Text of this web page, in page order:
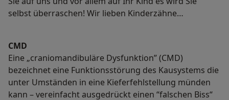
selbst überraschen! Wir lieben Kinderzähne…
CMD
Eine „craniomandibuläre Dysfunktion” (CMD)
bezeichnet eine Funktionsstörung des Kausystems die
unter Umständen in eine Kieferfehlstellung münden
kann – vereinfacht ausgedrückt einen “falschen Biss“